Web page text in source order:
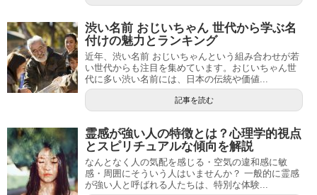
渋い名前 おじいちゃん 世代から学ぶ名
付けの魅力とランキング
近年、渋い名前 おじいちゃんという組み合わせが若
い世代からも注目を集めています。おじいちゃん世
代に多い渋い名前には、日本の伝統や価値...
記事を読む
霊感が強い人の特徴とは？心理学的視点
とスピリチュアルな傾向を解説
なんとなく人の気配を感じる・空気の違和感に敏
感・周囲にそういう人はいませんか？ 一般的に霊感
が強い人と呼ばれる人たちは、特別な体験...